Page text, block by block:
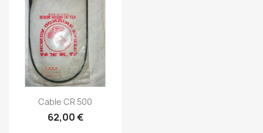
Cable CR 500
62,00 €